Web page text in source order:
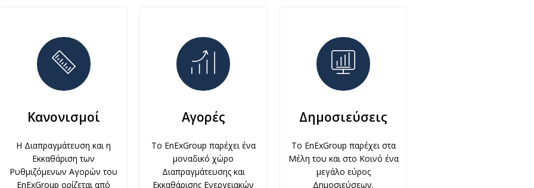
Κανονισμοί
Η Διαπραγμάτευση και η
Εκκαθάριση των
Ρυθμιζόμενων Αγορών του
EnExGroup ορίζεται από
Αγορές
Το EnExGroup παρέχει ένα
μοναδικό χώρο
Διαπραγμάτευσης και
Εκκαθάρισης Ενεργειακών
Δημοσιεύσεις
To EnExGroup παρέχει στα
Μέλη του και στο Κοινό ένα
μεγάλο εύρος
Δημοσιεύσεων.